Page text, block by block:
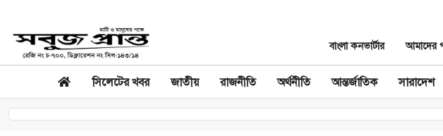
বাংলা কনভার্টার আমাদের
সিলেটের খবর জাতীয় রাজনীতি অর্থনীতি আন্তর্জাতিক সারাদেশ